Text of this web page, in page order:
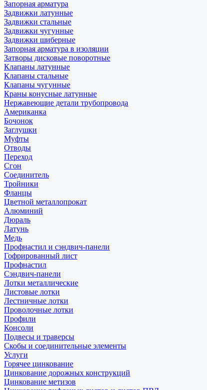
Запорная арматура
Задвижки латунные
Задвижки стальные
Задвижки чугунные
Задвижки шиберные
Запорная арматура в изоляции
Затворы дисковые поворотные
Клапаны латунные
Клапаны стальные
Клапаны чугунные
Краны конусные латунные
Нержавеющие детали трубопровода
Американка
Бочонок
Заглушки
Муфты
Отводы
Переход
Сгон
Соединитель
Тройники
Фланцы
Цветной металлопрокат
Алюминий
Дюраль
Латунь
Медь
Профнастил и сэндвич-панели
Гофрированный лист
Профнастил
Сэндвич-панели
Лотки металлические
Листовые лотки
Лестничные лотки
Проволочные лотки
Профили
Консоли
Подвесы и траверсы
Скобы и соединительные элементы
Услуги
Горячее цинкование
Цинкование дорожных конструкций
Цинкование метизов